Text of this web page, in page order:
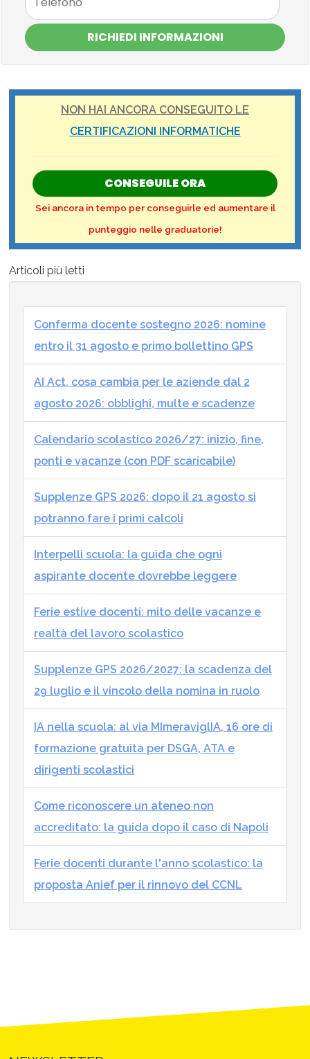
RICHIEDI INFORMAZIONI
NON HAI ANCORA CONSEGUITO LE
CERTIFICAZIONI INFORMATICHE
CONSEGUILE ORA
Sei ancora in tempo per conseguirle ed aumentare il
punteggio nelle graduatorie!
Articoli più letti
Conferma docente sostegno 2026: nomine
entro il 31 agosto e primo bollettino GPS
AI Act, cosa cambia per le aziende dal 2
agosto 2026: obblighi, multe e scadenze
Calendario scolastico 2026/27: inizio, fine,
ponti e vacanze (con PDF scaricabile)
Supplenze GPS 2026: dopo il 21 agosto si
potranno fare i primi calcoli
Interpelli scuola: la guida che ogni
aspirante docente dovrebbe leggere
Ferie estive docenti: mito delle vacanze e
realtà del lavoro scolastico
Supplenze GPS 2026/2027: la scadenza del
29 luglio e il vincolo della nomina in ruolo
IA nella scuola: al via MImeraviglIA, 16 ore di
formazione gratuita per DSGA, ATA e
dirigenti scolastici
Come riconoscere un ateneo non
accreditato: la guida dopo il caso di Napoli
Ferie docenti durante l'anno scolastico: la
proposta Anief per il rinnovo del CCNL